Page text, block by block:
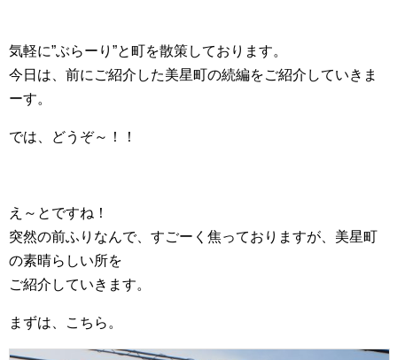
気軽に”ぶらーり”と町を散策しております。
今日は、前にご紹介した美星町の続編をご紹介していきま
ーす。
では、どうぞ～！！
え～とですね！
突然の前ふりなんで、すごーく焦っておりますが、美星町
の素晴らしい所を
ご紹介していきます。
まずは、こちら。